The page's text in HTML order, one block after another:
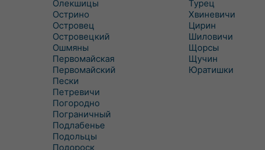
Олекшицы
Острино
Островец
Островецкий
Ошмяны
Первомайская
Первомайский
Пески
Петревичи
Погородно
Пограничный
Подлабенье
Подольцы
Подороск
Турец
Хвиневичи
Цирин
Шиловичи
Щорсы
Щучин
Юратишки